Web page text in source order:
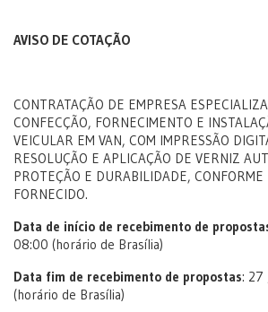
AVISO DE COTAÇÃO
CONTRATAÇÃO DE EMPRESA
CONFECÇÃO, FORNECIMENTO E
VEICULAR EM VAN, COM IMPRESSÃO
RESOLUÇÃO E APLICAÇÃO DE VERNIZ
PROTEÇÃO E DURABILIDADE, CONFORME
FORNECIDO.
Data de início de recebimento de
08:00 (horário de Brasília)
Data fim de recebimento de propostas: 27
(horário de Brasília)